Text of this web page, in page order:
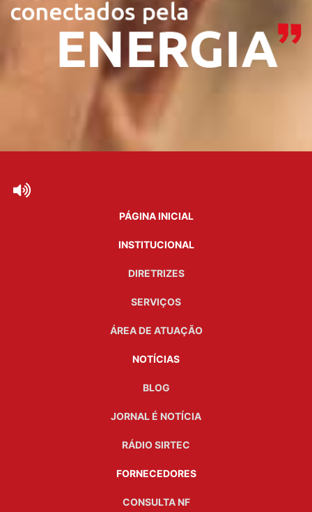
PÁGINA INICIAL
INSTITUCIONAL
DIRETRIZES
SERVIÇOS
ÁREA DE ATUAÇÃO
NOTÍCIAS
BLOG
JORNAL É NOTÍCIA
RÁDIO SIRTEC
FORNECEDORES
CONSULTA NF